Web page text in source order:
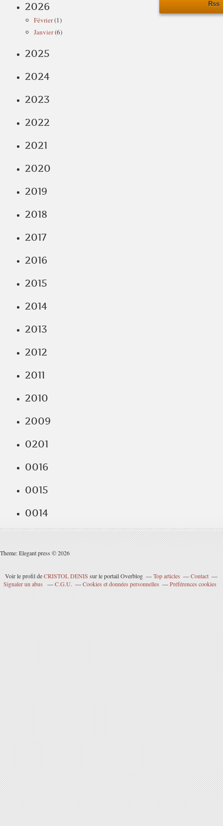
2026
Février(1)
Janvier(6)
2025
2024
2023
2022
2021
2020
2019
2018
2017
2016
2015
2014
2013
2012
2011
2010
2009
0201
0016
0015
0014
Rss
Theme: Elegant press © 2026
Voir le profil deCRISTOL DENIS sur le portail Overblog Top articles
Contact
Signaler un abus
C.G.U. Cookies et données personnelles Préférences cookies